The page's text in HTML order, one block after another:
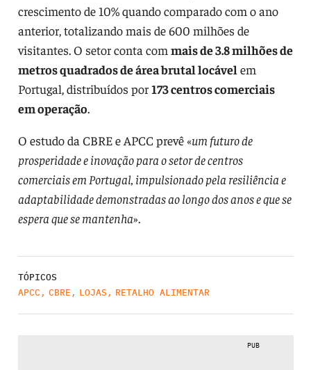
crescimento de 10% quando comparado com o ano
anterior, totalizando mais de 600 milhões de
visitantes. O setor conta com mais de 3.8 milhões de
metros quadrados de área brutal locável em
Portugal, distribuídos por173 centros comerciais
em operação.
O estudo da CBRE e APCC prevê «um futuro de
prosperidade e inovação para o setor de centros
comerciais em Portugal, impulsionado pela resiliência e
adaptabilidade demonstradas ao longo dos anos e que se
espera que se mantenha».
TÓPICOS
APCC , CBRE , LOJAS , RETALHO ALIMENTAR
PUB